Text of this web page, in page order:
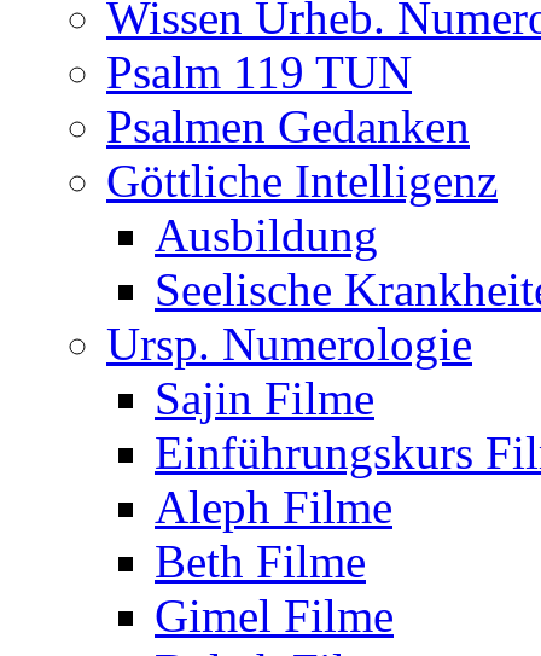
Wissen Urheb.
Psalm 119 TUN
Psalmen Gedanken
Göttliche Intelligenz
Ausbildung
Seelische
Ursp. Numerologie
Sajin Filme
Einführungskurs
Aleph Filme
Beth Filme
Gimel Filme